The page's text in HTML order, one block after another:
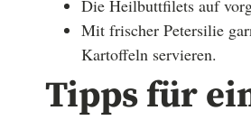
Die Heilbuttfilets auf
Mit frischer Petersilie
Kartoffeln servieren.
Tipps für